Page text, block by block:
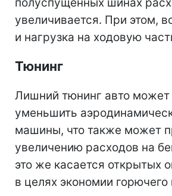
увеличивается. При этом,
и нагрузка на ходовую
Тюнинг
Лишний тюнинг авто
уменьшить
машины, что также может
увеличению расходов на
это же касается открытых
в целях экономии